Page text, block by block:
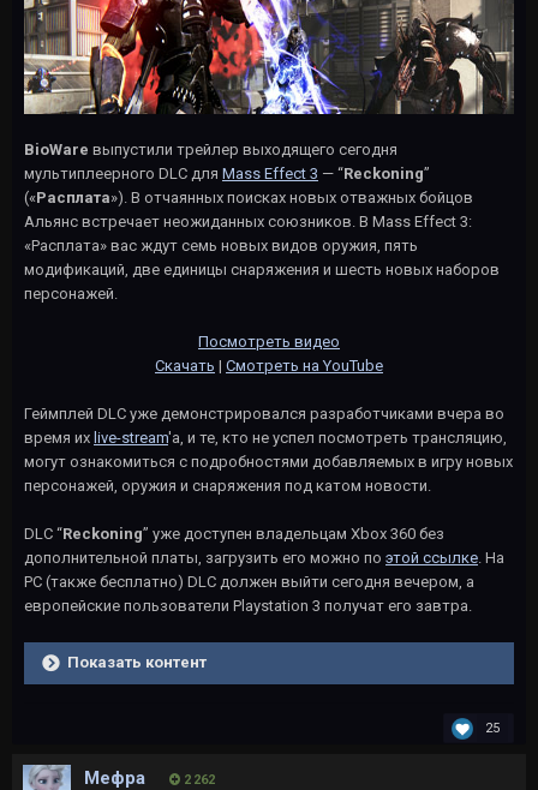
BioWare выпустили трейлер выходящего сегодня
мультиплеерного DLC для Mass Effect 3 — “Reckoning”
(«Расплата»). В отчаянных поисках новых отважных бойцов
Альянс встречает неожиданных союзников. В Mass Effect 3:
«Расплата» вас ждут семь новых видов оружия, пять
модификаций, две единицы снаряжения и шесть новых наборов
персонажей.
Посмотреть видео
Скачать | Смотреть на YouTube
Геймплей DLC уже демонстрировался разработчиками вчера во
время их live-stream'a, и те, кто не успел посмотреть трансляцию,
могут ознакомиться с подробностями добавляемых в игру новых
персонажей, оружия и снаряжения под катом новости.
DLC “Reckoning” уже доступен владельцам Xbox 360 без
дополнительной платы, загрузить его можно по этой ссылке. На
РС (также бесплатно) DLC должен выйти сегодня вечером, а
европейские пользователи Playstation 3 получат его завтра.
Показать контент
25
Мефра 2 262